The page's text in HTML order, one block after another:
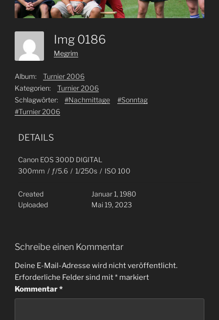
Img 0186
Megrim
Album:
Turnier 2006
Kategorien:
Turnier 2006
Schlagwörter:
#Nachmittage
#Sonntag
#Turnier 2006
DETAILS
Canon EOS 300D DIGITAL
300mm / ƒ/5.6 / 1/250s / ISO 100
Created
Januar 1, 1980
Uploaded
Mai 19, 2023
Schreibe einen Kommentar
Deine E-Mail-Adresse wird nicht veröffentlicht.
Erforderliche Felder sind mit* markiert
Kommentar*